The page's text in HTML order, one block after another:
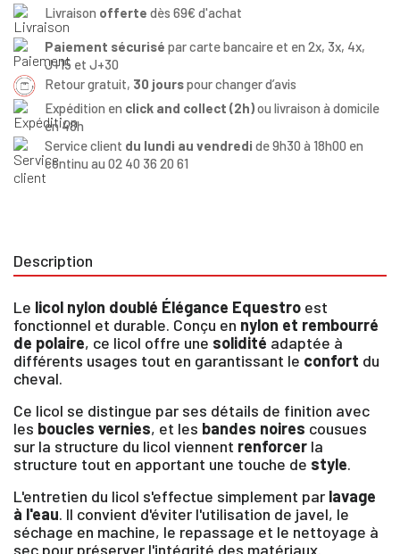
Livraison offerte dès 69€ d'achat
Paiement sécurisé par carte bancaire et en 2x, 3x, 4x,
J+15 et J+30
Retour gratuit, 30 jourspour changer d’avis
Expédition en click and collect (2h)ou livraison à domicile
en 48h
Service client du lundi au vendredi de 9h30 à 18h00 en
continu au 02 40 36 20 61
Description
Le licol nylon doublé Élégance Equestro est
fonctionnel et durable. Conçu en nylon et rembourré
de polaire, ce licol offre une solidité adaptée à
différents usages tout en garantissant le confort du
cheval.
Ce licol se distingue par ses détails de finition avec
les boucles vernies, et les bandes noires cousues
sur la structure du licol viennent renforcer la
structure tout en apportant une touche de style.
L'entretien du licol s'effectue simplement par lavage
à l'eau. Il convient d'éviter l'utilisation de javel, le
séchage en machine, le repassage et le nettoyage à
sec pour préserver l'intégrité des matériaux.